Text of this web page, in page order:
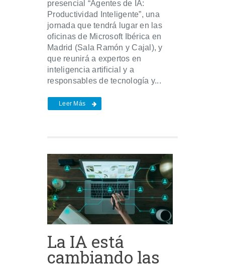
presencial “Agentes de IA:
Productividad Inteligente”, una
jornada que tendrá lugar en las
oficinas de Microsoft Ibérica en
Madrid (Sala Ramón y Cajal), y
que reunirá a expertos en
inteligencia artificial y a
responsables de tecnología y...
Leer Más
La IA está
cambiando las